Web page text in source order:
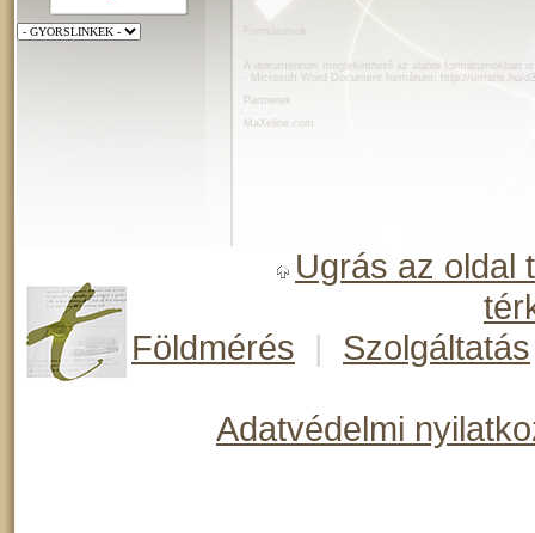
A dokumentum megtekinthető az alábbi formátumokban
- Microsoft Word Document formátum:
http://terratis.hu/
Partnerek
MaXeline.com
Ugrás az oldal
Földmérés
| Szolgáltatás
Adatvédelmi